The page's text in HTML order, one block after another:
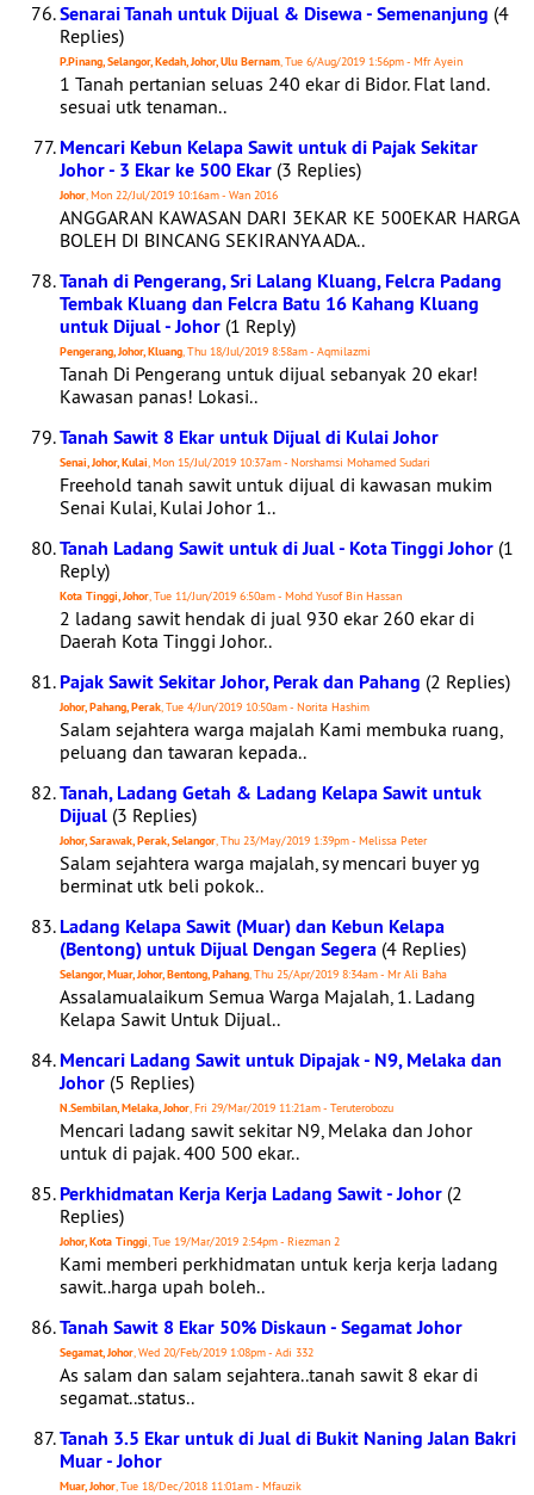
Senarai Tanah untuk Dijual & Disewa - Semenanjung (4
Replies)
P.Pinang, Selangor, Kedah, Johor, Ulu Bernam, Tue 6/Aug/2019 1:56pm - Mfr Ayein
1 Tanah pertanian seluas 240 ekar di Bidor. Flat land.
sesuai utk tenaman..
Mencari Kebun Kelapa Sawit untuk di Pajak Sekitar
Johor - 3 Ekar ke 500 Ekar (3 Replies)
Johor, Mon 22/Jul/2019 10:16am - Wan 2016
ANGGARAN KAWASAN DARI 3EKAR KE 500EKAR HARGA
BOLEH DI BINCANG SEKIRANYA ADA..
Tanah di Pengerang, Sri Lalang Kluang, Felcra Padang
Tembak Kluang dan Felcra Batu 16 Kahang Kluang
untuk Dijual - Johor (1 Reply)
Pengerang, Johor, Kluang, Thu 18/Jul/2019 8:58am - Aqmilazmi
Tanah Di Pengerang untuk dijual sebanyak 20 ekar!
Kawasan panas! Lokasi..
Tanah Sawit 8 Ekar untuk Dijual di Kulai Johor
Senai, Johor, Kulai, Mon 15/Jul/2019 10:37am - Norshamsi Mohamed Sudari
Freehold tanah sawit untuk dijual di kawasan mukim
Senai Kulai, Kulai Johor 1..
Tanah Ladang Sawit untuk di Jual - Kota Tinggi Johor (1
Reply)
Kota Tinggi, Johor, Tue 11/Jun/2019 6:50am - Mohd Yusof Bin Hassan
2 ladang sawit hendak di jual 930 ekar 260 ekar di
Daerah Kota Tinggi Johor..
Pajak Sawit Sekitar Johor, Perak dan Pahang (2 Replies)
Johor, Pahang, Perak, Tue 4/Jun/2019 10:50am - Norita Hashim
Salam sejahtera warga majalah Kami membuka ruang,
peluang dan tawaran kepada..
Tanah, Ladang Getah & Ladang Kelapa Sawit untuk
Dijual (3 Replies)
Johor, Sarawak, Perak, Selangor, Thu 23/May/2019 1:39pm - Melissa Peter
Salam sejahtera warga majalah, sy mencari buyer yg
berminat utk beli pokok..
Ladang Kelapa Sawit (Muar) dan Kebun Kelapa
(Bentong) untuk Dijual Dengan Segera (4 Replies)
Selangor, Muar, Johor, Bentong, Pahang, Thu 25/Apr/2019 8:34am - Mr Ali Baha
Assalamualaikum Semua Warga Majalah, 1. Ladang
Kelapa Sawit Untuk Dijual..
Mencari Ladang Sawit untuk Dipajak - N9, Melaka dan
Johor (5 Replies)
N.Sembilan, Melaka, Johor, Fri 29/Mar/2019 11:21am - Teruterobozu
Mencari ladang sawit sekitar N9, Melaka dan Johor
untuk di pajak. 400 500 ekar..
Perkhidmatan Kerja Kerja Ladang Sawit - Johor (2
Replies)
Johor, Kota Tinggi, Tue 19/Mar/2019 2:54pm - Riezman 2
Kami memberi perkhidmatan untuk kerja kerja ladang
sawit..harga upah boleh..
Tanah Sawit 8 Ekar 50% Diskaun - Segamat Johor
Segamat, Johor, Wed 20/Feb/2019 1:08pm - Adi 332
As salam dan salam sejahtera..tanah sawit 8 ekar di
segamat..status..
Tanah 3.5 Ekar untuk di Jual di Bukit Naning Jalan Bakri
Muar - Johor
Muar, Johor, Tue 18/Dec/2018 11:01am - Mfauzik